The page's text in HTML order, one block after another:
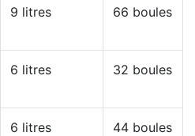
9 litres 66 boules
6 litres 32 boules
6 litres 44 boules